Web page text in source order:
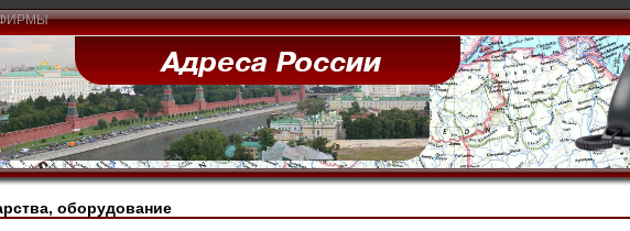
оборудование